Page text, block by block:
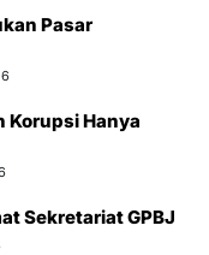
Pasar
Korupsi Hanya
Sekretariat GPBJ